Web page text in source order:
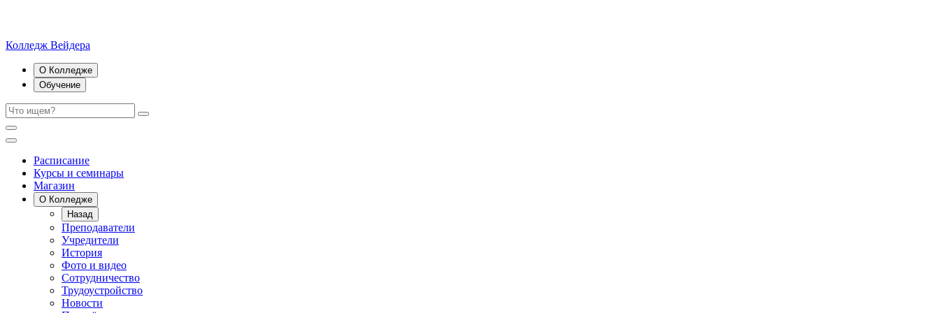
Колледж Вейдера
О Колледже
Обучение
Расписание
Курсы и семинары
Магазин
О Колледже
Назад
Преподаватели
Учредители
История
Фото и видео
Сотрудничество
Трудоустройство
Новости